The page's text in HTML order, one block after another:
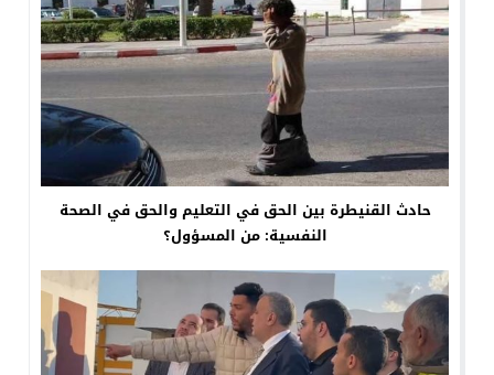
حادث القنيطرة بين الحق في التعليم والحق في الصحة
النفسية: من المسؤول؟